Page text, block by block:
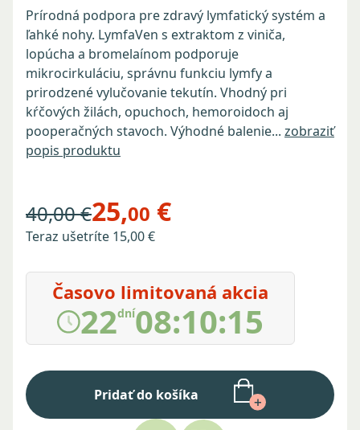
Prírodná podpora pre zdravý lymfatický systém a
ľahké nohy. LymfaVen s extraktom z viniča,
lopúcha a bromelaínom podporuje
mikrocirkuláciu, správnu funkciu lymfy a
prirodzené vylučovanie tekutín. Vhodný pri
kŕčových žilách, opuchoch, hemoroidoch aj
pooperačných stavoch. Výhodné balenie... zobraziť
popis produktu
40,00 €25,00 €
Teraz ušetríte 15,00 €
Časovo limitovaná akcia
22dní08:10:14
Pridať do košíka